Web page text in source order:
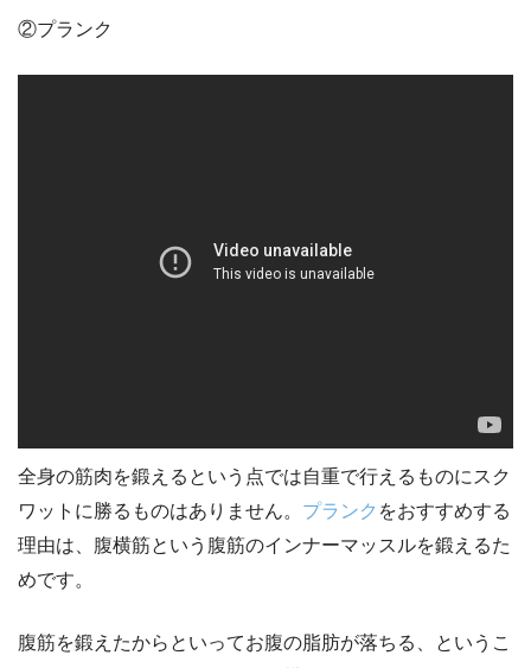
②プランク
全身の筋肉を鍛えるという点では自重で行えるものにスク
ワットに勝るものはありません。 プランク をおすすめする
理由は、腹横筋という腹筋のインナーマッスルを鍛えるた
めです。
腹筋を鍛えたからといってお腹の脂肪が落ちる、というこ